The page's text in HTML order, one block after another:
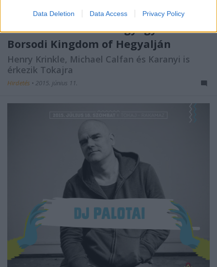
Data Deletion Data Access Privacy Policy
Elektronikus zenei nagyágyúk a
Borsodi Kingdom of Hegyalján
Henry Krinkle, Michael Calfan és Karanyi is
érkezik Tokajra
Hirdetés • 2015. június 11.